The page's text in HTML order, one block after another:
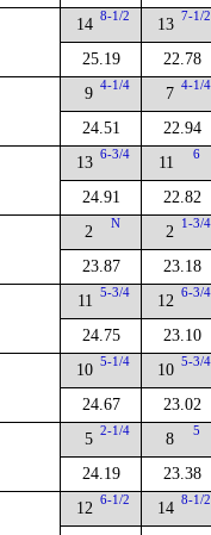
14 8-1/2
25.19
13 7-1/2
22.78
9 4-1/4
24.51
7 4-1/4
22.94
13 6-3/4
24.91
11 6
22.82
2 N
23.87
2 1-3/4
23.18
11 5-3/4
24.75
12 6-3/4
23.10
10 5-1/4
24.67
10 5-3/4
23.02
5 2-1/4
24.19
8 5
23.38
12 6-1/2 14 8-1/2